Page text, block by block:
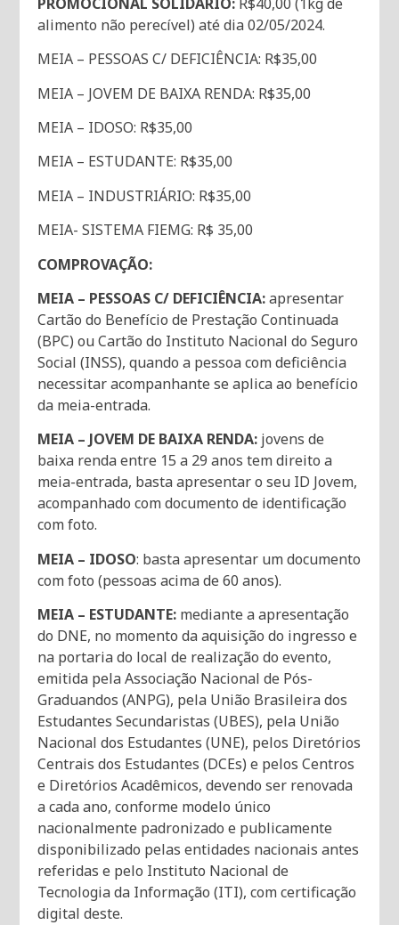
alimento não perecível) até dia 02/05/2024.
MEIA – PESSOAS C/ DEFICIÊNCIA: R$35,00
MEIA – JOVEM DE BAIXA RENDA: R$35,00
MEIA – IDOSO: R$35,00
MEIA – ESTUDANTE: R$35,00
MEIA – INDUSTRIÁRIO: R$35,00
MEIA- SISTEMA FIEMG: R$ 35,00
COMPROVAÇÃO:
MEIA – PESSOAS C/ DEFICIÊNCIA:apresentar
Cartão do Benefício de Prestação Continuada
(BPC) ou Cartão do Instituto Nacional do Seguro
Social (INSS), quando a pessoa com deficiência
necessitar acompanhante se aplica ao benefício
da meia-entrada.
MEIA – JOVEM DE BAIXA RENDA: jovens de
baixa renda entre 15 a 29 anos tem direito a
meia-entrada, basta apresentar o seu ID Jovem,
acompanhado com documento de identificação
com foto.
MEIA – IDOSO: basta apresentar um documento
com foto (pessoas acima de 60 anos).
MEIA – ESTUDANTE: mediante a apresentação
do DNE, no momento da aquisição do ingresso e
na portaria do local de realização do evento,
emitida pela Associação Nacional de Pós-
Graduandos (ANPG), pela União Brasileira dos
Estudantes Secundaristas (UBES), pela União
Nacional dos Estudantes (UNE), pelos Diretórios
Centrais dos Estudantes (DCEs) e pelos Centros
e Diretórios Acadêmicos, devendo ser renovada
a cada ano, conforme modelo único
nacionalmente padronizado e publicamente
disponibilizado pelas entidades nacionais antes
referidas e pelo Instituto Nacional de
Tecnologia da Informação (ITI), com certificação
digital deste.